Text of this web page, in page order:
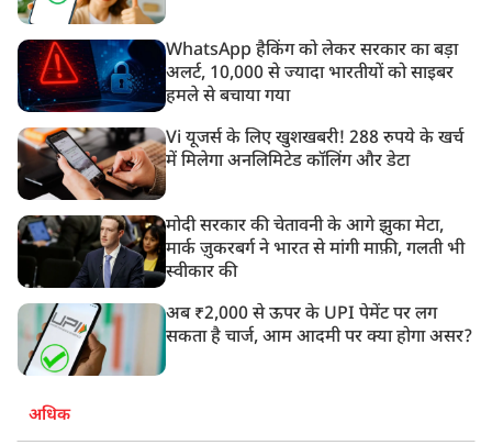
WhatsApp हैकिंग को लेकर सरकार का बड़ा
अलर्ट, 10,000 से ज्यादा भारतीयों को साइबर
हमले से बचाया गया
Vi यूजर्स के लिए खुशखबरी! 288 रुपये के खर्च
में मिलेगा अनलिमिटेड कॉलिंग और डेटा
मोदी सरकार की चेतावनी के आगे झुका मेटा,
मार्क ज़ुकरबर्ग ने भारत से मांगी माफ़ी, गलती भी
स्वीकार की
अब ₹2,000 से ऊपर के UPI पेमेंट पर लग
सकता है चार्ज, आम आदमी पर क्या होगा असर?
अधिक